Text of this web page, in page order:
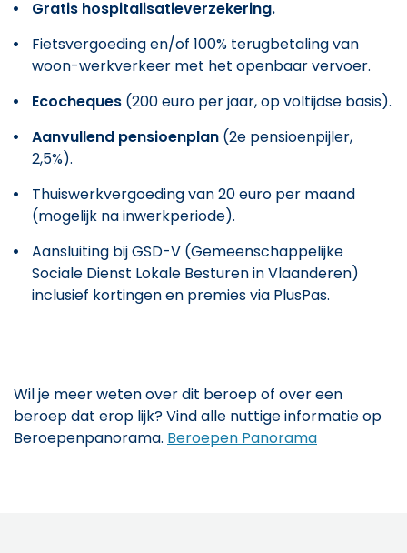
Gratis hospitalisatieverzekering.
Fietsvergoeding en/of 100% terugbetaling van
woon-werkverkeer met het openbaar vervoer.
Ecocheques (200 euro per jaar, op voltijdse basis).
Aanvullend pensioenplan (2e pensioenpijler,
2,5%).
Thuiswerkvergoeding van 20 euro per maand
(mogelijk na inwerkperiode).
Aansluiting bij GSD-V (Gemeenschappelijke
Sociale Dienst Lokale Besturen in Vlaanderen)
inclusief kortingen en premies via PlusPas.
Wil je meer weten over dit beroep of over een
beroep dat erop lijk? Vind alle nuttige informatie op
Beroepenpanorama. Beroepen Panorama